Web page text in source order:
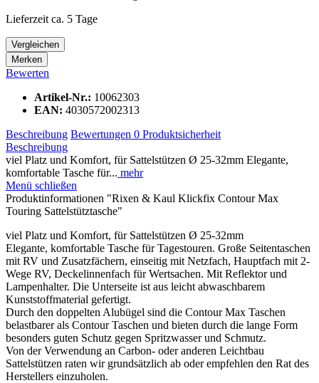
Lieferzeit ca. 5 Tage
Vergleichen
Merken
Bewerten
Artikel-Nr.: 10062303
EAN: 4030572002313
Beschreibung Bewertungen 0 Produktsicherheit
Beschreibung
viel Platz und Komfort, für Sattelstützen Ø 25-32mm Elegante,
komfortable Tasche für... mehr
Menü schließen
Produktinformationen "Rixen & Kaul Klickfix Contour Max
Touring Sattelstütztasche"
viel Platz und Komfort, für Sattelstützen Ø 25-32mm
Elegante, komfortable Tasche für Tagestouren. Große Seitentaschen
mit RV und Zusatzfächern, einseitig mit Netzfach, Hauptfach mit 2-
Wege RV, Deckelinnenfach für Wertsachen. Mit Reflektor und
Lampenhalter. Die Unterseite ist aus leicht abwaschbarem
Kunststoffmaterial gefertigt.
Durch den doppelten Alubügel sind die Contour Max Taschen
belastbarer als Contour Taschen und bieten durch die lange Form
besonders guten Schutz gegen Spritzwasser und Schmutz.
Von der Verwendung an Carbon- oder anderen Leichtbau
Sattelstützen raten wir grundsätzlich ab oder empfehlen den Rat des
Herstellers einzuholen.